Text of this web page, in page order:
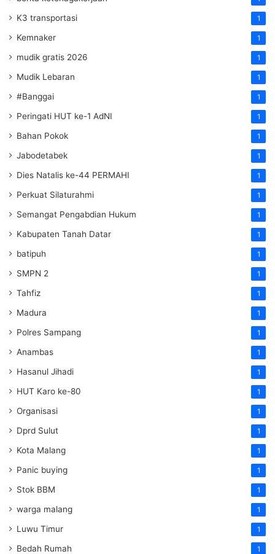
K3 transportasi 1
Kemnaker 1
mudik gratis 2026 1
Mudik Lebaran 1
#Banggai 1
Peringati HUT ke-1 AdNI 1
Bahan Pokok 1
Jabodetabek 1
Dies Natalis ke-44 PERMAHI 1
Perkuat Silaturahmi 1
Semangat Pengabdian Hukum 1
Kabupaten Tanah Datar 1
batipuh 1
SMPN 2 1
Tahfiz 1
Madura 1
Polres Sampang 1
Anambas 1
Hasanul Jihadi 1
HUT Karo ke-80 1
Organisasi 1
Dprd Sulut 1
Kota Malang 1
Panic buying 1
Stok BBM 1
warga malang 1
Luwu Timur 1
Bedah Rumah 1